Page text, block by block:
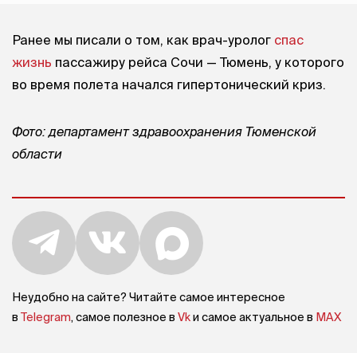
Ранее мы писали о том, как врач-уролог спас
жизнь пассажиру рейса Сочи — Тюмень, у которого
во время полета начался гипертонический криз.
Фото: департамент здравоохранения Тюменской
области
Неудобно на сайте? Читайте самое интересное
в Telegram, самое полезное в Vkи самое актуальное в MAX